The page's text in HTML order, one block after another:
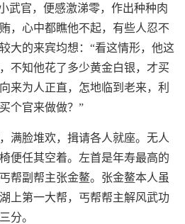
武官，便感激涕零，作出种种肉
，心中都瞧他不起，有些人忍不
大的来宾均想：“看这情形，他这
不知他花了多少黄金白银，才买
来为人正直，怎地临到老来，利
个官来做做？”
满脸堆欢，揖请各人就座。无人
便任其空着。左首是年寿最高的
帮副帮主张金鳌。张金鳌本人虽
上第一大帮，丐帮帮主解风武功
分。